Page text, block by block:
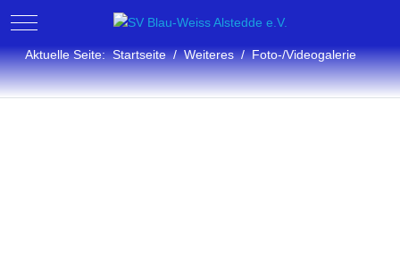
Mobile Menu Toggle
Aktuelle Seite:Startseite Weiteres Foto-/Videogalerie